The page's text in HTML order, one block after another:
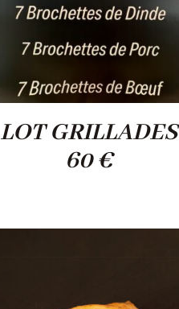
LOT GRILLADES
60 €